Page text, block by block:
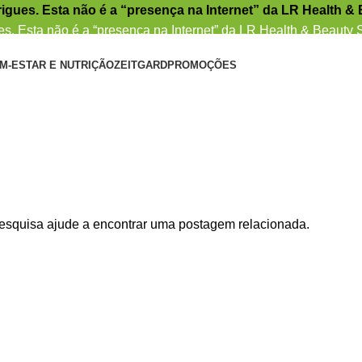
Esta não é a “presença na Internet” da LR Health &
Esta não é a “presença na Internet” da LR Health & Beauty
ESTAR E NUTRIÇÃOZEITGARDPROMOÇÕES
ajude a encontrar uma postagem relacionada.